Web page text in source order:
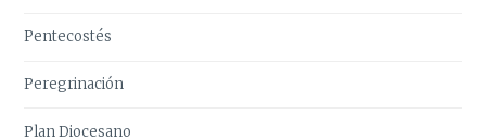
Pentecostés
Peregrinación
Plan Diocesano